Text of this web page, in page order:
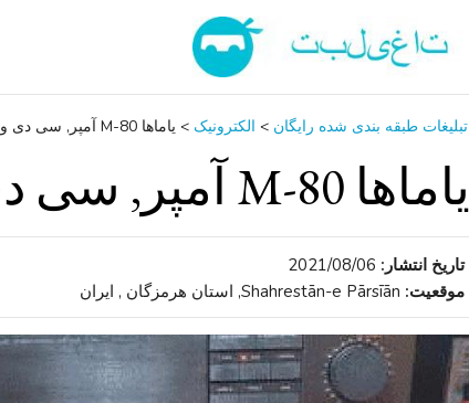
تبلیغات طبقه بندی شده رایگان > الکترونیک > یاماها M-80 آمپر, سی دی و تیونر
یاماها M-80 آمپر, سی دی و تیونر
تاریخ انتشار: 2021/08/06
موقعیت: Shahrestān-e Pārsīān, استان هرمزگان , ایران